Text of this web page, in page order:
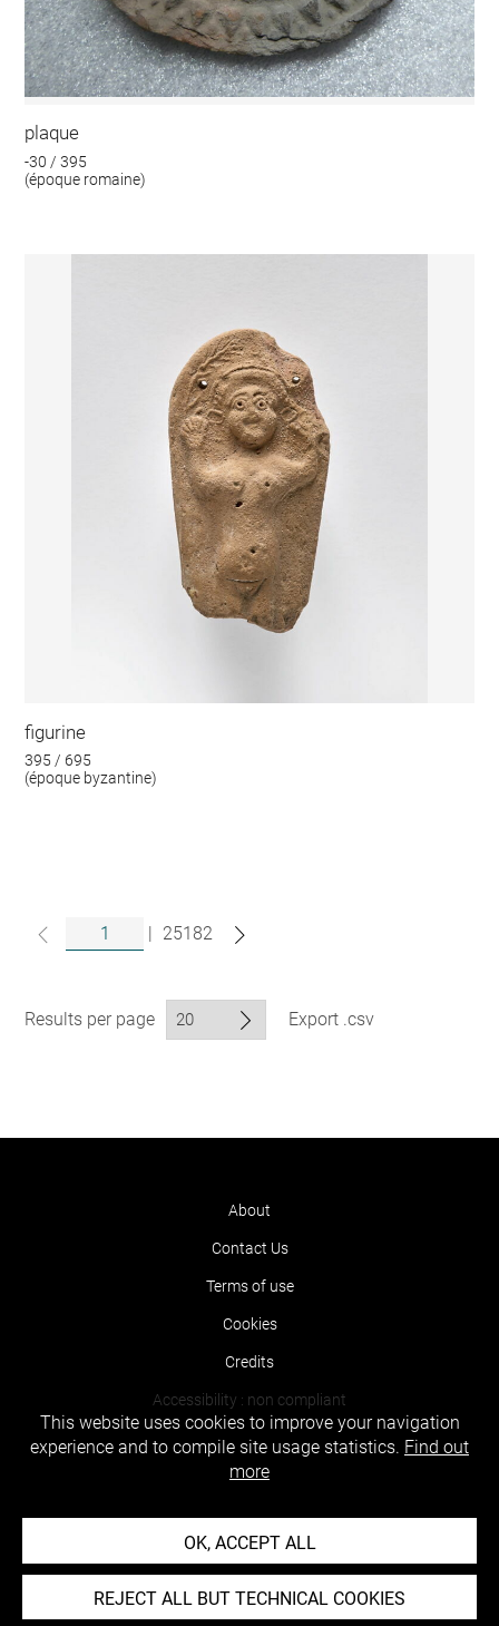
plaque
-30 / 395
(époque romaine)
figurine
395 / 695
(époque byzantine)
| 25182
Results per page Export .csv
About
Contact Us
Terms of use
Cookies
Credits
Accessibility : non compliant
This website uses cookies to improve your navigation
experience and to compile site usage statistics. Find out
more
OK, ACCEPT ALL
REJECT ALL BUT TECHNICAL COOKIES